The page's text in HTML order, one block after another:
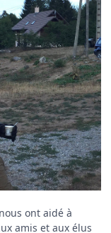
ont aidé à
amis et aux élus